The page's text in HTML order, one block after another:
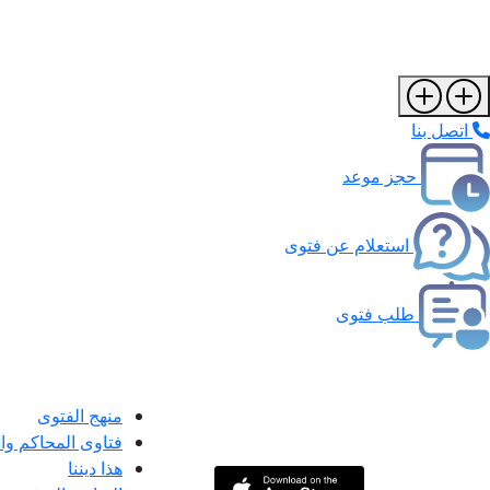
اتصل بنا
حجز موعد
استعلام عن فتوى
طلب فتوى
منهج الفتوى
فتاوى المحاكم
هذا ديننا